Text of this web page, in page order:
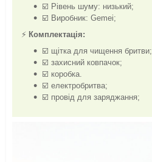
☑️ Рівень шуму: низький;
☑️ Виробник: Gemei;
⚡ Комплектація:
☑️ щітка для чищення бритви;
☑️ захисний ковпачок;
☑️ коробка.
☑️ електробритва;
☑️ провід для заряджання;